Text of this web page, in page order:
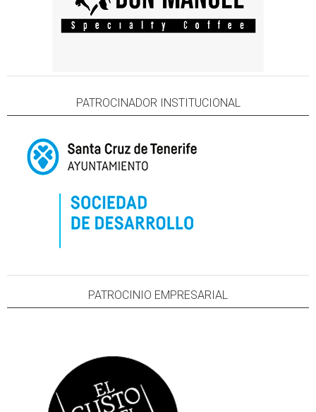
PATROCINADOR INSTITUCIONAL
PATROCINIO EMPRESARIAL